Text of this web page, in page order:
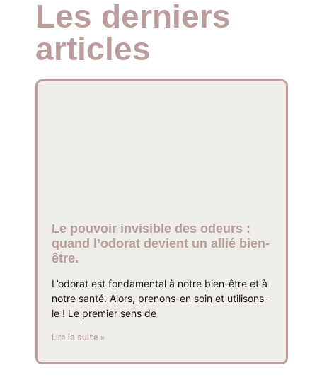
Les derniers
articles
Le pouvoir invisible des odeurs :
quand l’odorat devient un allié bien-
être.
L’odorat est fondamental à notre bien-être et à
notre santé. Alors, prenons-en soin et utilisons-
le ! Le premier sens de
Lire la suite »